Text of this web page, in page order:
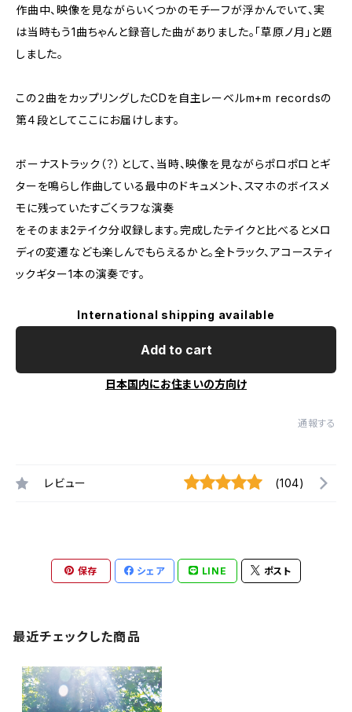
作曲中、映像を見ながらいくつかのモチーフが浮かんでいて、実
は当時もう1曲ちゃんと録音した曲がありました。「草原ノ月」と題
しました。
この２曲をカップリングしたCDを自主レーベルm+m recordsの
第４段としてここにお届けします。
ボーナストラック（？）として、当時、映像を見ながらポロポロとギ
ターを鳴らし作曲している最中のドキュメント、スマホのボイスメ
モに残っていたすごくラフな演奏
をそのまま2テイク分収録します。完成したテイクと比べるとメロ
ディの変遷なども楽しんでもらえるかと。全トラック、アコースティ
ックギター1本の演奏です。
International shipping available
Add to cart
日本国内にお住まいの方向け
通報する
レビュー (104)
保存 シェア LINE ポスト
最近チェックした商品